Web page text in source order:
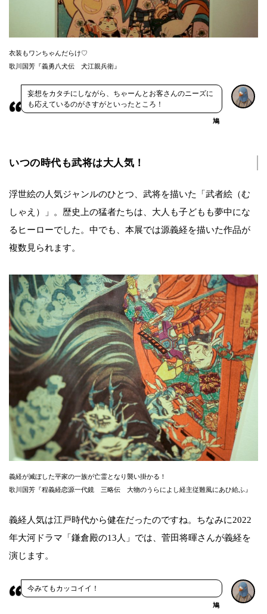
衣装もワンちゃんだらけ♡
歌川国芳『義勇八犬伝 犬江親兵衛』
妄想をカタチにしながら、ちゃーんとお客さんのニーズに
も応えているのがさすがといったところ！
鳩
いつの時代も武将は大人気！
浮世絵の人気ジャンルのひとつ、武将を描いた「武者絵（む
しゃえ）」。歴史上の猛者たちは、大人も子どもも夢中にな
るヒーローでした。中でも、本展では源義経を描いた作品が
複数見られます。
義経が滅ぼした平家の一族が亡霊となり襲い掛かる！
歌川国芳『程義経恋源一代鏡 三略伝 大物のうらによし経主従難風にあひ給ふ』
義経人気は江戸時代から健在だったのですね。ちなみに2022
年大河ドラマ「鎌倉殿の13人」では、菅田将暉さんが義経を
演じます。
今みてもカッコイイ！
鳩